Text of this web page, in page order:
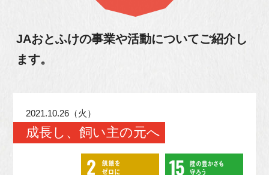
JAおとふけの事業や活動についてご紹介し
ます。
2021.10.26（火）
成長し、飼い主の元へ